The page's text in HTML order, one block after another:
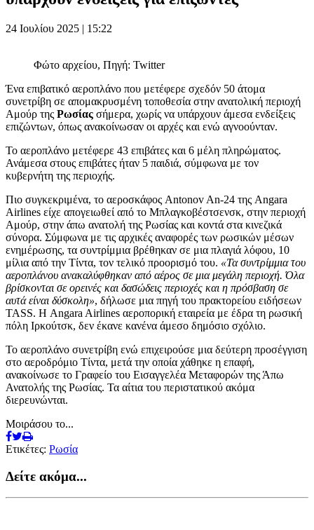
24 Ιουλίου 2025 | 15:22
Φώτο αρχείου, Πηγή: Twitter
Ένα επιβατικό αεροπλάνο που μετέφερε σχεδόν 50 άτομα
συνετρίβη σε απομακρυσμένη τοποθεσία στην ανατολική περιοχή
Αμούρ της Ρωσίας σήμερα, χωρίς να υπάρχουν άμεσα ενδείξεις
επιζώντων, όπως ανακοίνωσαν οι αρχές και ενώ αγνοούνταν.
Το αεροπλάνο μετέφερε 43 επιβάτες και 6 μέλη πληρώματος.
Ανάμεσα στους επιβάτες ήταν 5 παιδιά, σύμφωνα με τον
κυβερνήτη της περιοχής.
Πιο συγκεκριμένα, το αεροσκάφος Antonov An-24 της Angara
Airlines είχε απογειωθεί από το Μπλαγκοβέστσενσκ, στην περιοχή
Αμούρ, στην άπω ανατολή της Ρωσίας και κοντά στα κινεζικά
σύνορα. Σύμφωνα με τις αρχικές αναφορές των ρωσικών μέσων
ενημέρωσης, τα συντρίμμια βρέθηκαν σε μια πλαγιά λόφου, 10
μίλια από την Τίντα, τον τελικό προορισμό του. «Τα συντρίμμια του
αεροπλάνου ανακαλύφθηκαν από αέρος σε μια μεγάλη περιοχή. Όλα
βρίσκονται σε ορεινές και δασώδεις περιοχές και η πρόσβαση σε
αυτά είναι δύσκολη», δήλωσε μια πηγή του πρακτορείου ειδήσεων
TASS. Η Angara Airlines αεροπορική εταιρεία με έδρα τη ρωσική
πόλη Ιρκούτσκ, δεν έκανε κανένα άμεσο δημόσιο σχόλιο.
Το αεροπλάνο συνετρίβη ενώ επιχειρούσε μια δεύτερη προσέγγιση
στο αεροδρόμιο Τίντα, μετά την οποία χάθηκε η επαφή,
ανακοίνωσε το Γραφείο του Εισαγγελέα Μεταφορών της Άπω
Ανατολής της Ρωσίας. Τα αίτια του περιστατικού ακόμα
διερευνώνται.
Μοιράσου το...
Ετικέτες: Ρωσία
Δείτε ακόμα...